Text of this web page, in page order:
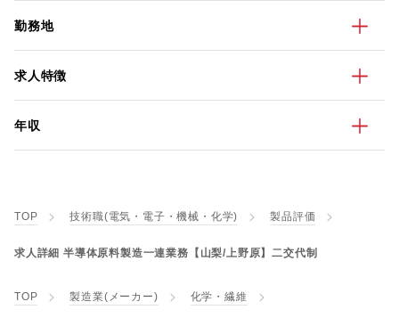
勤務地
求人特徴
年収
TOP 技術職(電気・電子・機械・化学) 製品評価
求人詳細 半導体原料製造一連業務【山梨/上野原】二交代制
TOP 製造業(メーカー) 化学・繊維